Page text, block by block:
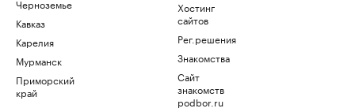
Черноземье
Кавказ
Карелия
Мурманск
Приморский
край
Хостинг
сайтов
Рег.решения
Знакомства
Сайт
знакомств
podbor.ru